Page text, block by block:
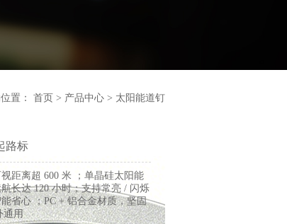
置： 首页 > 产品中心 > 太阳能道钉
路标
距离超 600 米 ； 单晶硅太阳能
长达120 小时；支持常亮 / 闪烁
能省心；PC + 铝合金材质，坚固
通用